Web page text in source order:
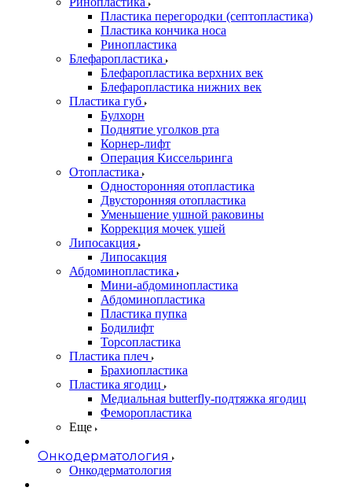
Пластика перегородки (септопластика)
Пластика кончика носа
Ринопластика
Блефаропластика
Блефаропластика верхних век
Блефаропластика нижних век
Пластика губ
Булхорн
Поднятие уголков рта
Корнер-лифт
Операция Киссельринга
Oтопластика
Односторонняя отопластика
Двусторонняя отопластика
Уменьшение ушной раковины
Коррекция мочек ушей
Липосакция
Липосакция
Абдоминопластика
Мини-абдоминопластика
Абдоминопластика
Пластика пупка
Бодилифт
Торсопластика
Пластика плеч
Брахиопластика
Пластика ягодиц
Медиальная butterfly-подтяжка ягодиц
Феморопластика
Еще
Онкодерматология
Онкодерматология